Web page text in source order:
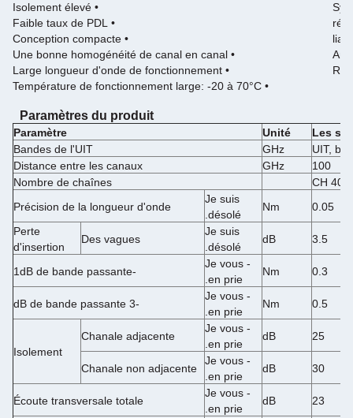
• Isolement élevé
• Faible taux de PDL
• Conception compacte
• Une bonne homogénéité de canal en canal
• Large longueur d'onde de fonctionnement
• Température de fonctionnement large: -20 à 70°C
Paramètres du produit
Paramètre Unité
Les
Bandes de l'UIT
GHz
UIT,
Distance entre les canaux
GHz
100
Nombre de chaînes
40 CH
Précision de la longueur d'onde
Je suis
désolé.
Nm
0.05
Perte
d'insertion
Des vagues
Je suis
désolé.
dB 3.5
-1dB de bande passante
- Je vous
en prie.
Nm 0.3
-3 dB de bande passante
- Je vous
en prie.
Nm 0.5
Isolement
Chanale adjacente
- Je vous
en prie.
dB 25
Chanale non adjacente
- Je vous
en prie.
dB 30
Écoute transversale totale
- Je vous
en prie.
dB 23